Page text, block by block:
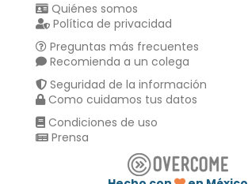
Quiénes somos
Política de privacidad
Preguntas más frecuentes
Recomienda a un colega
Seguridad de la información
Como cuidamos tus datos
Condiciones de uso
Prensa